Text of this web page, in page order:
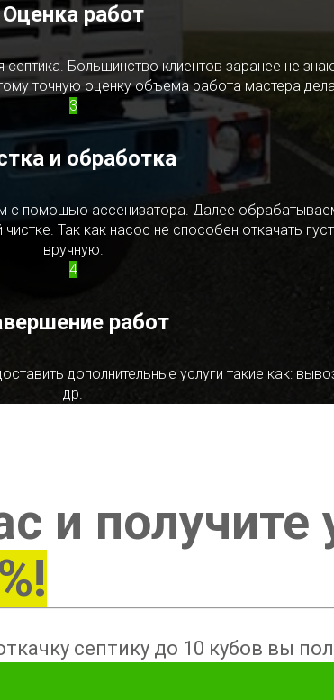
Оценка работ
Большинство клиентов заранее не
точную оценку объема работа мастера
3
и обработка
с помощью ассенизатора. Далее
Так как насос не способен откачать
вручную.
4
работ
дополнительные услуги такие как:
др.
и получите
септику до 10 кубов вы